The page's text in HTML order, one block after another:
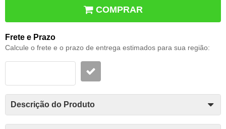
COMPRAR
Frete e Prazo
Calcule o frete e o prazo de entrega estimados para sua região:
Descrição do Produto